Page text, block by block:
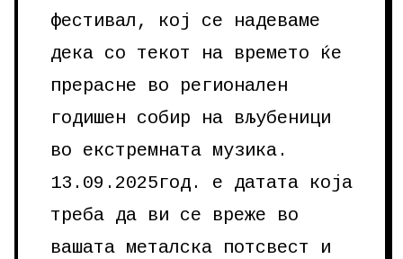
фестивал, кој се надеваме
дека со текот на времето ќе
прерасне во регионален
годишен собир на вљубеници
во екстремната музика.
13.09.2025год. е датата која
треба да ви се вреже во
вашата металска потсвест и